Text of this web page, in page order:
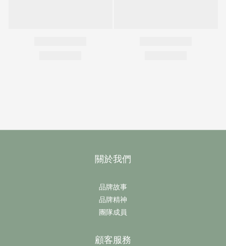
關於我們
品牌故事
品牌精神
團隊成員
顧客服務